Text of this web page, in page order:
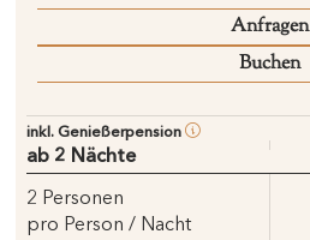
Anfragen
Buchen
inkl. Genießerpension
ab 2 Nächte
2 Personen
pro Person / Nacht